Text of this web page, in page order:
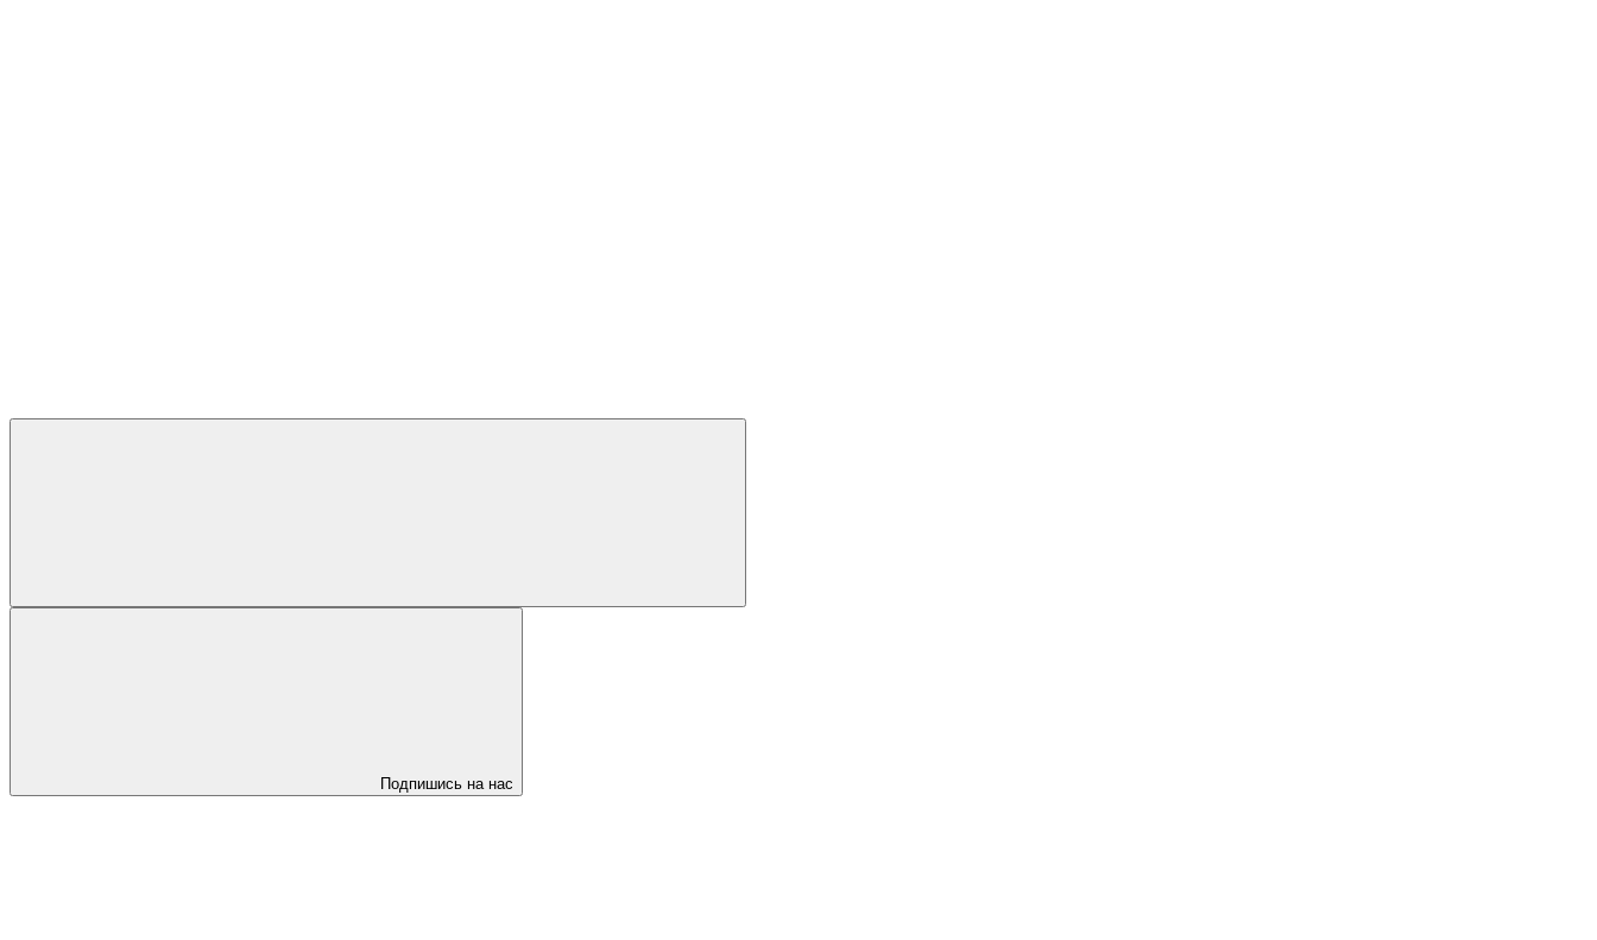
Подпишись на нас